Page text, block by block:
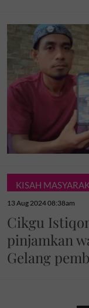
KISAH
13 Aug 2024 08:38am
Cikgu
pinjamkan
Gelang